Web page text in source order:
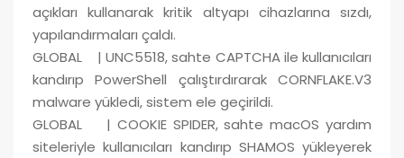
açıkları kullanarak kritik altyapı cihazlarına sızdı,
yapılandırmaları çaldı.
GLOBAL | UNC5518, sahte CAPTCHA ile kullanıcıları
kandırıp PowerShell çalıştırdırarak CORNFLAKE.V3
malware yükledi, sistem ele geçirildi.
GLOBAL | COOKIE SPIDER, sahte macOS yardım
siteleriyle kullanıcıları kandırıp SHAMOS yükleyerek